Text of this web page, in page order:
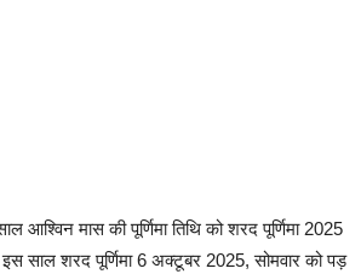
आश्विन मास की पूर्णिमा तिथि को शरद पूर्णिमा 2025
इस साल शरद पूर्णिमा 6 अक्टूबर 2025, सोमवार को पड़